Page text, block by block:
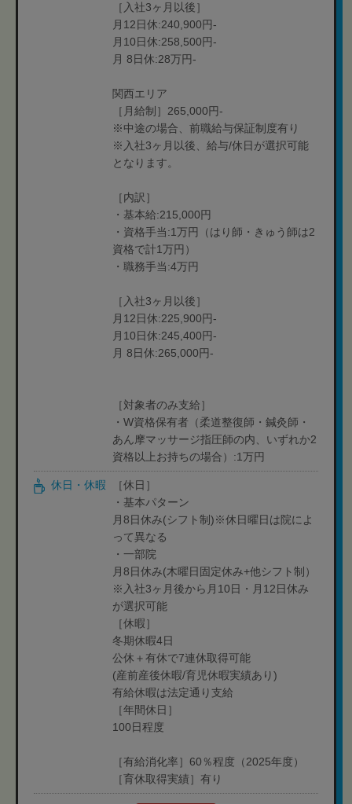
［入社3ヶ月以後］
月12日休:240,900円‐
月10日休:258,500円-
月 8日休:28万円-
関西エリア
［月給制］265,000円-
※中途の場合、前職給与保証制度有り
※入社3ヶ月以後、給与/休日が選択可能
となります。
［内訳］
・基本給:215,000円
・資格手当:1万円（はり師・きゅう師は2
資格で計1万円）
・職務手当:4万円
［入社3ヶ月以後］
月12日休:225,900円-
月10日休:245,400円-
月 8日休:265,000円-
［対象者のみ支給］
・W資格保有者（柔道整復師・鍼灸師・
あん摩マッサージ指圧師の内、いずれか2
資格以上お持ちの場合）:1万円
休日・休暇
［休日］
・基本パターン
月8日休み(シフト制)※休日曜日は院によ
って異なる
・一部院
月8日休み(木曜日固定休み+他シフト制）
※入社3ヶ月後から月10日・月12日休み
が選択可能
［休暇］
冬期休暇4日
公休＋有休で7連休取得可能
(産前産後休暇/育児休暇実績あり)
有給休暇は法定通り支給
［年間休日］
100日程度
［有給消化率］60％程度（2025年度）
［育休取得実績］有り